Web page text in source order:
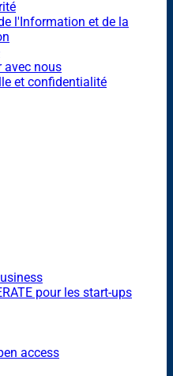
l'Information et de la
avec nous
et confidentialité
pour les start-ups
access